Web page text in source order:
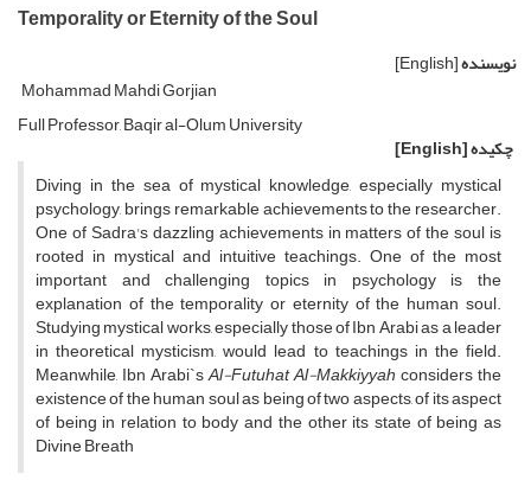
Temporality or Eternity of the Soul
نویسنده[English]
Mohammad Mahdi Gorjian
Full Professor, Baqir al-Olum University
چکیده[English]
Diving in the sea of ​​mystical knowledge, especially mystical
psychology, brings remarkable achievements to the researcher.
One of Sadra's dazzling achievements in matters of the soul is
rooted in mystical and intuitive teachings. One of the most
important and challenging topics in psychology is the
explanation of the temporality or eternity of the human soul.
Studying mystical works, especially those of Ibn Arabi as a leader
in theoretical mysticism, would lead to teachings in the field.
Meanwhile, Ibn Arabi`sAl-Futuhat Al-Makkiyyahconsiders the
existence of the human soul as being of two aspects, of its aspect
of being in relation to body and the other its state of being as
Divine Breath